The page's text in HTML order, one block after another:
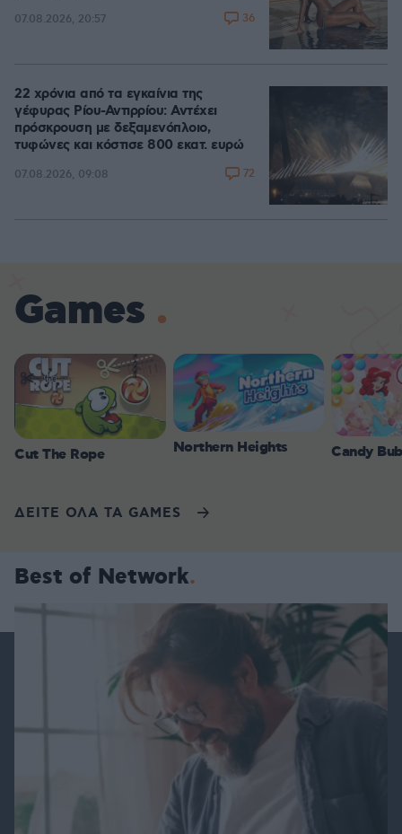
07.08.2026, 20:57 36
22 χρόνια από τα εγκαίνια της
γέφυρας Ρίου-Αντιρρίου: Αντέχει
πρόσκρουση με δεξαμενόπλοιο,
τυφώνες και κόστισε 800 εκατ. ευρώ
07.08.2026, 09:08 72
Games
Cut The Rope Northern Heights Candy
ΔΕΙΤΕ ΟΛΑ ΤΑ GAMES
Best of Network